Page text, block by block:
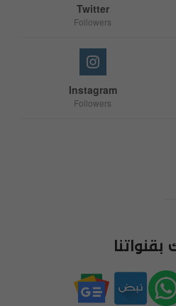
Twitter
Followers
Instagram
Followers
بقنواتنا